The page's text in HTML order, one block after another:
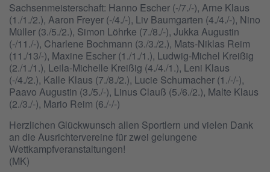
Sachsenmeisterschaft: Hanno Escher (-/7./-), Arne Klaus
(1./1./2.), Aaron Freyer (-/4./-), Liv Baumgarten (4./4./-), Nino
Müller (3./5./2.), Simon Löhrke (7./8./-), Jukka Augustin
(-/11./-), Charlene Bochmann (3./3./2.), Mats-Niklas Reim
(11./13/-), Maxine Escher (1./1./1.), Ludwig-Michel Kreißig
(2./1./1.), Leila-Michelle Kreißig (4./4./1.), Leni Klaus
(-/4./2.), Kalle Klaus (7./8./2.), Lucie Schumacher (1./-/-),
Paavo Augustin (3./5./-), Linus Clauß (5./6./2.), Malte Klaus
(2./3./-), Mario Reim (6./-/-)
Herzlichen Glückwunsch allen Sportlern und vielen Dank
an die Ausrichtervereine für zwei gelungene
Wettkampfveranstaltungen!
(MK)